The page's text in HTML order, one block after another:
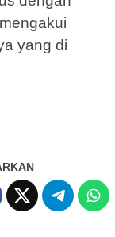
yang di